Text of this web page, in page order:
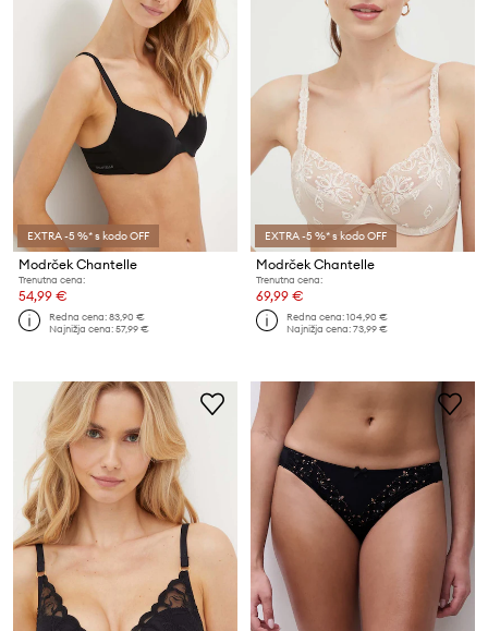
EXTRA -5 %* s kodo OFF
Modrček Chantelle
Trenutna cena:
54,99 €
Redna cena:83,90 €
Najnižja cena:57,99 €
EXTRA -5 %* s kodo OFF
Modrček Chantelle
Trenutna cena:
69,99 €
Redna cena:104,90 €
Najnižja cena:73,99 €